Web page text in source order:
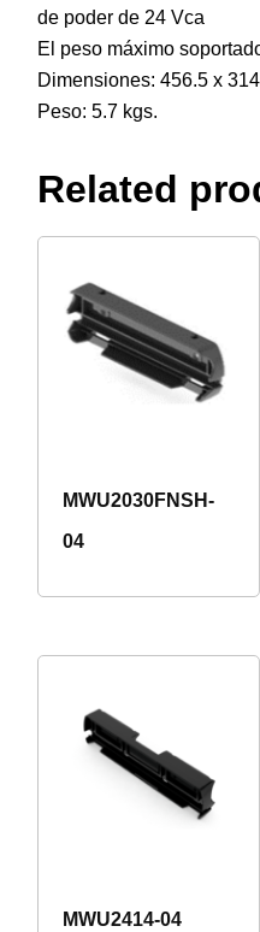
de poder de 24 Vca
El peso máximo
Dimensiones: 456.5 x
Peso: 5.7 kgs.
Related
MWU2030FNSH-
04
MWU2414-04